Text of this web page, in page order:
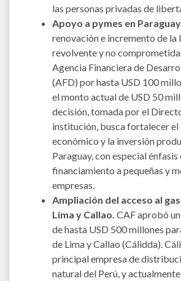
las personas privadas de
Apoyo a pymes en
renovación e incremento de la
revolvente y no
Agencia Financiera de
(AFD) por hasta USD 100
el monto actual de USD 50
decisión, tomada por el
institución, busca fortalecer
económico y la inversión
Paraguay, con especial énfasis
financiamiento a pequeñas y
empresas.
Ampliación del acceso al
Lima y Callao. CAF aprobó
de hasta USD 500 millones
de Lima y Callao (Cálidda).
principal empresa de
natural del Perú, y